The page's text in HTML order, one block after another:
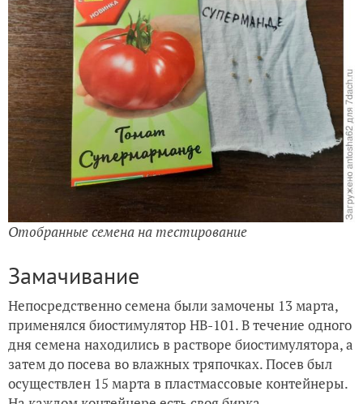
Отобранные семена на тестирование
Замачивание
Непосредственно семена были замочены 13 марта,
применялся биостимулятор НВ-101. В течение одного
дня семена находились в растворе биостимулятора, а
затем до посева во влажных тряпочках. Посев был
осуществлен 15 марта в пластмассовые контейнеры.